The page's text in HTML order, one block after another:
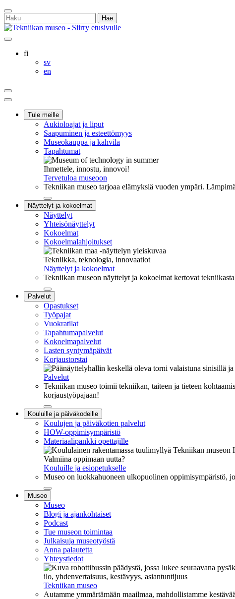
Siirry
sisältöön
Sulje
hakukenttä
Haku:
Ostoskorisi
Oma
Hae
sivultafi
svSvenska
en
Ostoskorisi
Oma
tiliHae
Päävalikko
Tule meille
Aukioloajat ja liput
Saapuminen ja esteettömyys
Museokauppa ja kahvila
Tapahtumat
Ihmettele, innostu, innovoi!
Tervetuloa museoon
Tekniikan museo tarjoaa elämyksiä vuoden ympäri.
Sulje
alavalikko
Näyttelyt ja kokoelmat
Näyttelyt
Yhteisönäyttelyt
Kokoelmat
Kokoelmalahjoitukset
Tekniikka, teknologia, innovaatiot
Näyttelyt ja kokoelmat
Tekniikan museon näyttelyt ja kokoelmat kertovat
Sulje
alavalikko
Palvelut
Opastukset
Työpajat
Vuokratilat
Tapahtumapalvelut
Kokoelmapalvelut
Lasten syntymäpäivät
Korjaustorstai
Palvelut
Tekniikan museo toimii tekniikan, taiteen ja tieteen
korjaustyöpajaan!
Sulje
alavalikko
Kouluille ja päiväkodeille
Koulujen ja päiväkotien palvelut
HOW-oppimisympäristö
Materiaalipankki opettajille
Valmiina oppimaan uutta?
Kouluille ja esiopetukselle
Museo on luokkahuoneen ulkopuolinen oppimisympäristö,
Sulje
alavalikko
Museo
Museo
Blogi ja ajankohtaiset
Podcast
Tue museon toimintaa
Julkaisuja museotyöstä
Anna palautetta
Yhteystiedot
ilo, yhdenvertaisuus, kestävyys, asiantuntijuus
Tekniikan museo
Autamme ymmärtämään maailmaa, mahdollistamme